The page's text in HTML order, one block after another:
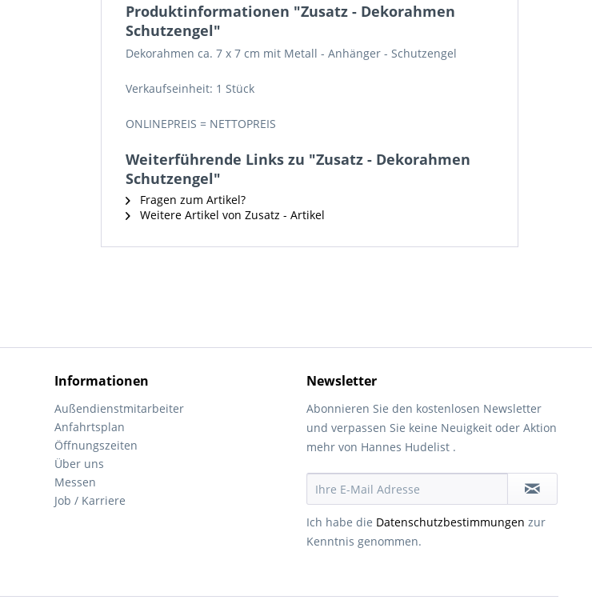
Produktinformationen "Zusatz - Dekorahmen
Schutzengel"
Dekorahmen ca. 7 x 7 cm mit Metall - Anhänger - Schutzengel
Verkaufseinheit: 1 Stück
ONLINEPREIS = NETTOPREIS
Weiterführende Links zu "Zusatz - Dekorahmen
Schutzengel"
Fragen zum Artikel?
Weitere Artikel von Zusatz - Artikel
Informationen
Außendienstmitarbeiter
Anfahrtsplan
Öffnungszeiten
Über uns
Messen
Job / Karriere
Newsletter
Abonnieren Sie den kostenlosen Newsletter
und verpassen Sie keine Neuigkeit oder Aktion
mehr von Hannes Hudelist .
Ich habe die Datenschutzbestimmungen zur
Kenntnis genommen.